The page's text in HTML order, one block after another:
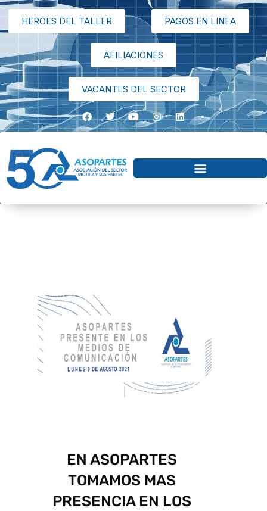
HEROES DEL TALLER PAGOS EN LINEA
AFILIACIONES
VACANTES DEL SECTOR
EN ASOPARTES
TOMAMOS MAS
PRESENCIA EN LOS